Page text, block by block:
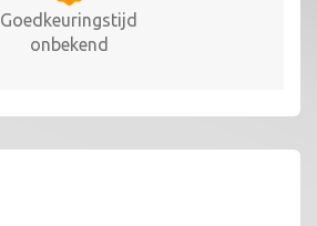
Goedkeuringstijd
onbekend